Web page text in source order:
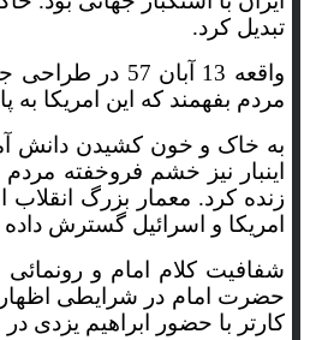
تبدیل کرد.
زنده کرد. معمار بزرگ
امریکا و اسرائیل گسترش داده و
شفافیت کلام امام و
کارتر با حضور ابراهیم یزدی